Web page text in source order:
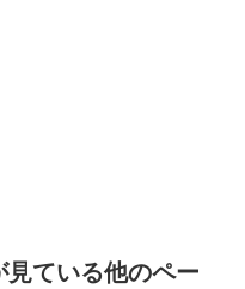
見ている他のペー